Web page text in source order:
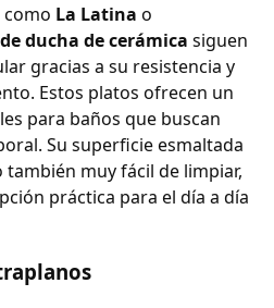
La Latina o
ducha de cerámica siguen
gracias a su resistencia y
Estos platos ofrecen un
para baños que buscan
Su superficie esmaltada
muy fácil de limpiar,
práctica para el día a día